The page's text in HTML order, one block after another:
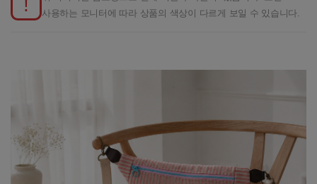
!
사용하는 모니터에 따라 상품의 색상이 다르게 보일 수 있습니다.